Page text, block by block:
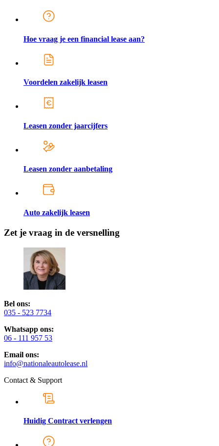
Hoe vraag je een financial lease aan?
Voordelen zakelijk leasen
Leasen zonder jaarcijfers
Leasen zonder aanbetaling
Auto zakelijk leasen
Zet je vraag in de versnelling
Bel ons:
035 - 523 7734
Whatsapp ons:
06 - 111 957 53
Email ons:
info@nationaleautolease.nl
Contact & Support
Huidig Contract verlengen